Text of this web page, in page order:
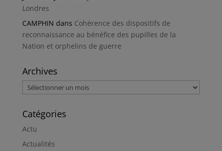
Londres
CAMPHIN dans Cohérence des dispositifs de
reconnaissance au bénéfice des pupilles de la
Nation et orphelins de guerre
Archives
Archives
Catégories
Actu
Actualités